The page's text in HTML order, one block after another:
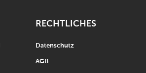
RECHTLICHES
Datenschutz
AGB